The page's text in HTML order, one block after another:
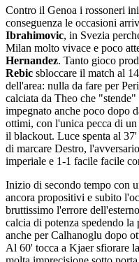
Contro il Genoa i rossoneri
conseguenza le occasioni
Ibrahimovic, in Svezia
Milan molto vivace e poco
Hernandez. Tanto gioco
Rebic sbloccare il match al
dell'area: nulla da fare per
calciata da Theo che
impegnato anche poco dopo
ottimi, con l'unica pecca di un
il blackout. Luce spenta al
di marcare Destro,
imperiale e 1-1 facile facile
Inizio di secondo tempo con
ancora propositivi e subito
bruttissimo l'errore
calcia di potenza spedendo
anche per Calhanoglu dopo
Al 60' tocca a Kjaer sfiorare